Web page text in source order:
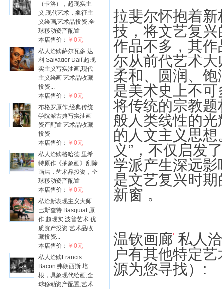
（卡洛），超现实主
义,现代艺术，象征主
义绘画,艺术品投资,全
球移动资产配置
本店售价： ￥0元
私人洽购萨尔瓦多.达
利 Salvador Dalí,超现
实主义写实油画,现代
主义绘画 艺术品收藏
投资...
本店售价： ￥0元
布格罗原作,经典传统
学院派古典写实油画
资产配置 艺术品收藏
投资
本店售价： ￥0元
私人洽购格哈德.里希
特原作《抽象画》刮除
画法，艺术品投资，全
球移动资产配置
本店售价： ￥0元
私洽新表现主义大师
巴斯奎特 Basquiat 原
作,超现实 波普艺术 优
质资产投资 艺术品收
藏投资...
本店售价： ￥0元
私人洽购Francis
Bacon 弗朗西斯.培
根，具象现代绘画,全
球移动资产配置,艺术
拉斐尔怀抱着
技，将文艺复
作品不多，其
尔从前代艺术
柔和、圆润、
是美术史上不
将传统的宗教
般人类线性的
的人文主义思
义”，不仅启发
学派产生深远
是文艺复兴时
新窗 。
温钦画廊 私人
户有其他特定
源为您寻找）: